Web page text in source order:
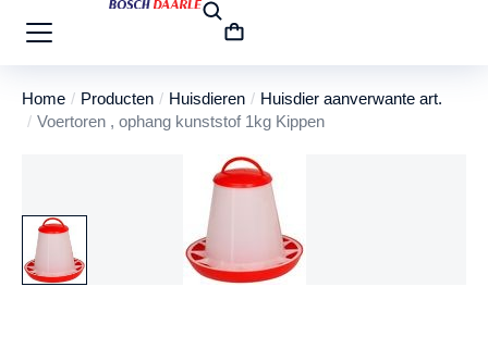
Je bent hier:
Home Producten Huisdieren
Huisdier aanverwante art.
Voertoren , ophang kunststof 1kg Kippen